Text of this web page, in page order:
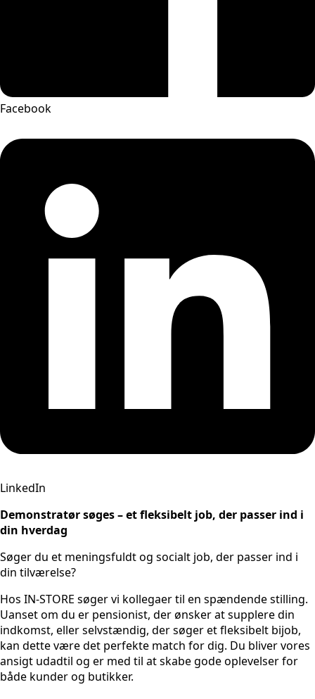
Facebook
LinkedIn
Demonstratør søges – et fleksibelt job, der passer ind i
din hverdag
Søger du et meningsfuldt og socialt job, der passer ind i
din tilværelse?
Hos IN-STORE søger vi kollegaer til en spændende stilling.
Uanset om du er pensionist, der ønsker at supplere din
indkomst, eller selvstændig, der søger et fleksibelt bijob,
kan dette være det perfekte match for dig. Du bliver vores
ansigt udadtil og er med til at skabe gode oplevelser for
både kunder og butikker.